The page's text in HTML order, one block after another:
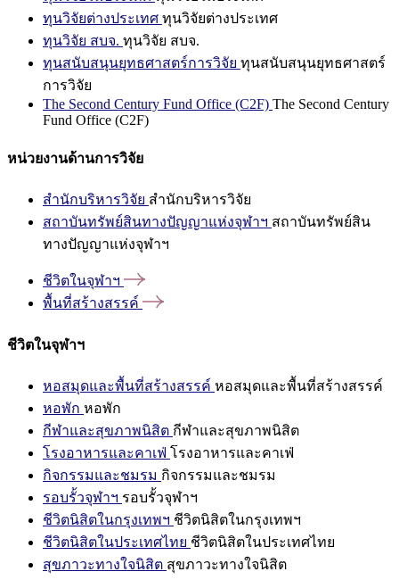
ทุนวิจัยต่างประเทศ ทุนวิจัยต่างประเทศ
ทุนวิจัย สบจ. ทุนวิจัย สบจ.
ทุนสนับสนุนยุทธศาสตร์การวิจัย ทุนสนับสนุนยุทธศาสตร์
การวิจัย
The Second Century Fund Office (C2F) The Second Century
Fund Office (C2F)
หน่วยงานด้านการวิจัย
สำนักบริหารวิจัย สำนักบริหารวิจัย
สถาบันทรัพย์สินทางปัญญาแห่งจุฬาฯ สถาบันทรัพย์สิน
ทางปัญญาแห่งจุฬาฯ
ชีวิตในจุฬาฯ
พื้นที่สร้างสรรค์
ชีวิตในจุฬาฯ
หอสมุดและพื้นที่สร้างสรรค์ หอสมุดและพื้นที่สร้างสรรค์
หอพัก หอพัก
กีฬาและสุขภาพนิสิต กีฬาและสุขภาพนิสิต
โรงอาหารและคาเฟ่ โรงอาหารและคาเฟ่
กิจกรรมและชมรม กิจกรรมและชมรม
รอบรั้วจุฬาฯ รอบรั้วจุฬาฯ
ชีวิตนิสิตในกรุงเทพฯ ชีวิตนิสิตในกรุงเทพฯ
ชีวิตนิสิตในประเทศไทย ชีวิตนิสิตในประเทศไทย
สุขภาวะทางใจนิสิต สุขภาวะทางใจนิสิต